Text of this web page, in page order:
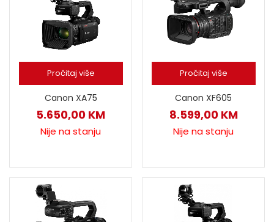
Pročitaj više
Canon XA75
5.650,00 KM
Nije na stanju
Pročitaj više
Canon XF605
8.599,00 KM
Nije na stanju